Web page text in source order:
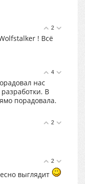
2
! Всё
4
нас
В
порадовала.
2
2
выглядит